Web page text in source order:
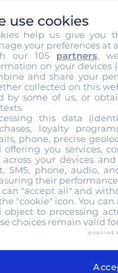
de la Gold
de 900/1000
de la 20
et la vente de la
Pour
de vente de la 20
en contact avec
les
Friedrich
use cookies
help us give you
your preferences at
our 105 partners,
on your devices
and share your
collected on this
by some of us, or
this data
loyalty
phone, precise
offering you services,
across your devices
SMS, phone, audio,
their
can "accept all" and
"cookie" icon. You
object to processing
choices remain valid
powered